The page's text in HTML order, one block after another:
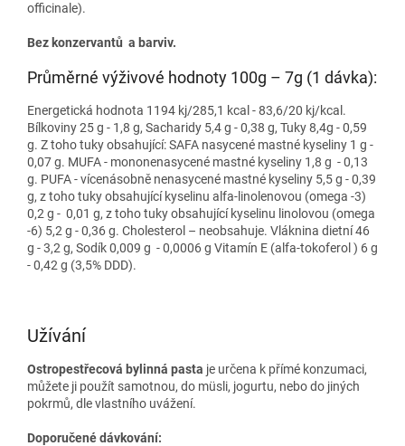
officinale).
Bez konzervantů a barviv.
Průměrné výživové hodnoty 100g – 7g (1 dávka):
Energetická hodnota 1194 kj/285,1 kcal - 83,6/20 kj/kcal.
Bílkoviny 25 g - 1,8 g, Sacharidy 5,4 g - 0,38 g, Tuky 8,4g - 0,59
g. Z toho tuky obsahující: SAFA nasycené mastné kyseliny 1 g -
0,07 g. MUFA - mononenasycené mastné kyseliny 1,8 g - 0,13
g. PUFA - vícenásobně nenasycené mastné kyseliny 5,5 g - 0,39
g, z toho tuky obsahující kyselinu alfa-linolenovou (omega -3)
0,2 g - 0,01 g, z toho tuky obsahující kyselinu linolovou (omega
-6) 5,2 g - 0,36 g. Cholesterol – neobsahuje. Vláknina dietní 46
g - 3,2 g, Sodík 0,009 g - 0,0006 g Vitamín E (alfa-tokoferol ) 6 g
- 0,42 g (3,5% DDD).
Užívání
Ostropestřecová bylinná pasta je určena k přímé konzumaci,
můžete ji použít samotnou, do müsli, jogurtu, nebo do jiných
pokrmů, dle vlastního uvážení.
Doporučené dávkování: